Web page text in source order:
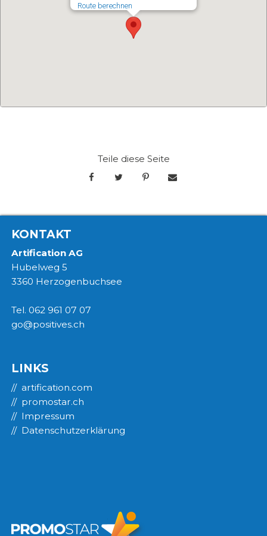
Route berechnen
Teile diese Seite
KONTAKT
Artification AG
Hubelweg 5
3360 Herzogenbuchsee
Tel. 062 961 07 07
go@positives.ch
LINKS
artification.com
promostar.ch
Impressum
Datenschutzerklärung